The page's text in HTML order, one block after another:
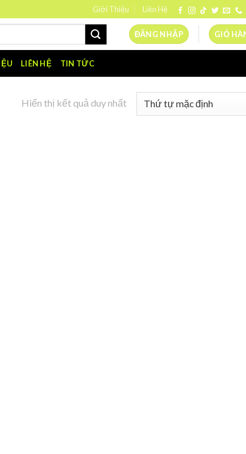
Giới Thiệu Liên Hệ
ĐĂNG NHẬP GIỎ
LIÊN HỆ TIN TỨC
Hiển thị kết quả duy nhất